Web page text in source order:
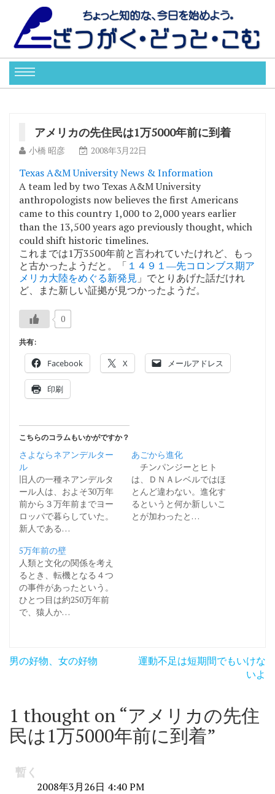
アメリカの先住民は1万5000年前に到着
小橋 昭彦 2008年3月22日
Texas A&M University News & Information
A team led by two Texas A&M University
anthropologists now believes the first Americans
came to this country 1,000 to 2,000 years earlier
than the 13,500 years ago previously thought, which
could shift historic timelines.
これまでは1万3500年前と言われていたけれど、もっ
と古かったようだと。「 １４９１―先コロンブス期ア
メリカ大陸をめぐる新発見 」でとりあげた話だけれ
ど、また新しい証拠が見つかったようだ。
0
共有:
Facebook X メールアドレス
印刷
こちらのコラムもいかがですか？
さよならネアンデルター
ル
旧人の一種ネアンデルタ
ール人は、およそ30万年
前から３万年前までヨー
ロッパで暮らしていた。
新人である…
あごから進化
チンパンジーとヒト
は、ＤＮＡレベルではほ
とんど違わない。進化す
るというと何か新しいこ
とが加わったと…
5万年前の壁
人類と文化の関係を考え
るとき、転機となる４つ
の事件があったという。
ひとつ目は約250万年前
で、猿人か…
投
ビ
ゲ
シ
男の好物、女の好物
運動不足は短期間でもいけな
いよ
1 thought on “アメリカの先住
民は1万5000年前に到着”
暫く
2008年3月26日 4:40 PM